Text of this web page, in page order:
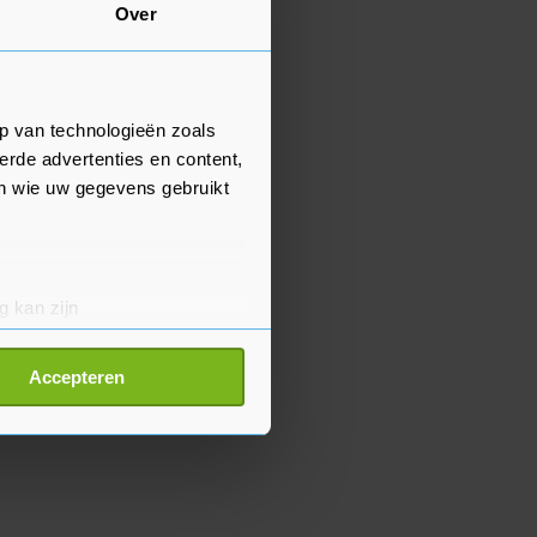
Over
van technologieën zoals
advertenties en content,
wie uw gegevens gebruikt
kan zijn
detailgedeelte
Accepteren